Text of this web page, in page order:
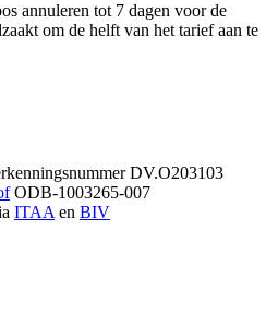
annuleren tot 7 dagen voor de
om de helft van het tarief aan te
DV.O203103
ODB-1003265-007
ITAA en BIV